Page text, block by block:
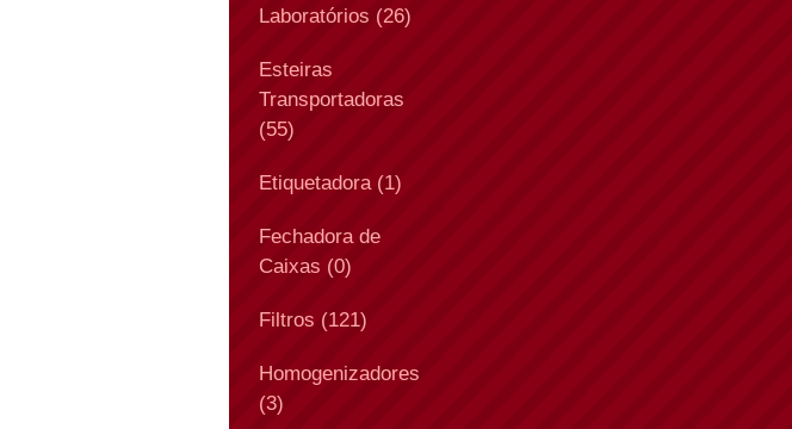
Laboratórios (26)
Esteiras
Transportadoras
(55)
Etiquetadora (1)
Fechadora de
Caixas (0)
Filtros (121)
Homogenizadores
(3)